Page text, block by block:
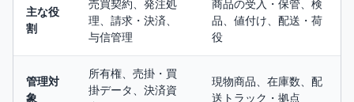
主な役
割
売買契約、発注処
理、請求・決済、
与信管理
商品の受入・保管、検
品、値付け、配送・荷
役
管理対
象
所有権、売掛・買
掛データ、決済資
現物商品、在庫数、配
送トラック・拠点